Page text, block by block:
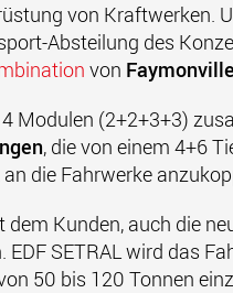
von Kraftwerken.
Absteilung des
von Faymonville
Modulen (2+2+3+3)
, die von einem 4+6
die Fahrwerke
dem Kunden, auch die
SETRAL wird das
50 bis 120 Tonnen